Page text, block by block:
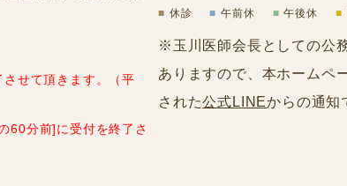
せて頂きます。（平
60分前]に受付を終了さ
■ 休診 ■ 午前休 ■ 午後休 ■
※玉川医師会長としての公
ありますので、本ホームペ
された公式LINEからの通知